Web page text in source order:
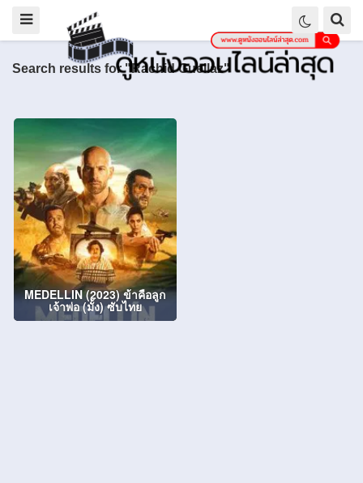
Search results for "Rachid Guellaz"
MEDELLIN (2023) ข้าคือลูก
เจ้าพ่อ (มั้ง) ซับไทย